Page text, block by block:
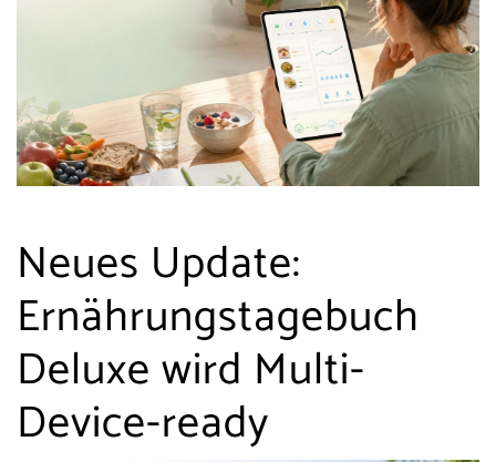
Neues Update:
Ernährungstagebuch
Deluxe wird Multi-
Device-ready